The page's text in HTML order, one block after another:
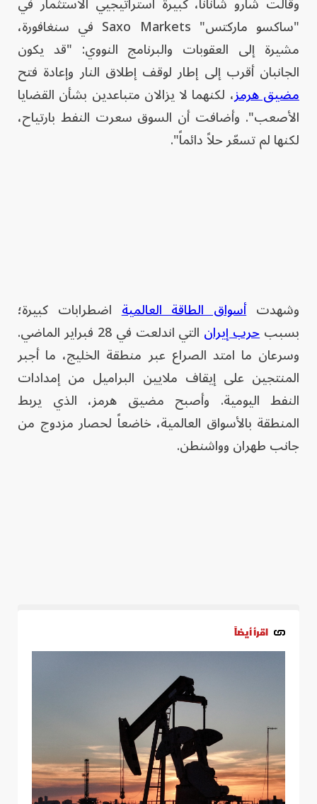
"ساكسو ماركتس" Saxo Markets في سنغافورة،
مشيرة إلى العقوبات والبرنامج النووي: "قد يكون
الجانبان أقرب إلى إطار لوقف إطلاق النار وإعادة فتح
مضيق هرمز، لكنهما لا يزالان متباعدين بشأن القضايا
الأصعب". وأضافت أن السوق سعرت النفط بارتياح،
لكنها لم تسعّر حلاً دائماً".
وشهدتأسواق الطاقة العالميةاضطرابات كبيرة؛
بسببحرب إيران
التي اندلعت في 28 فبراير الماضي.
وسرعان ما امتد الصراع عبر منطقة الخليج، ما أجبر
المنتجين على إيقاف ملايين البراميل من إمدادات
النفط اليومية. وأصبح مضيق هرمز، الذي يربط
المنطقة بالأسواق العالمية، خاضعاً لحصار مزدوج من
جانب طهران وواشنطن.
اقرأ أيضاً